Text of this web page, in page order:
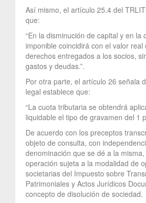
Así mismo, el artículo 25.4 del
que:
“En la disminución de capital y en la
imponible coincidirá con el valor real
derechos entregados a los socios,
gastos y deudas.”.
Por otra parte, el artículo 26 señala
legal establece que:
“La cuota tributaria se obtendrá
liquidable el tipo de gravamen del 1
De acuerdo con los preceptos
objeto de consulta, con
denominación que se dé a la
operación sujeta a la modalidad de
societarias del Impuesto sobre
Patrimoniales y Actos Jurídicos
concepto de disolución de sociedad.